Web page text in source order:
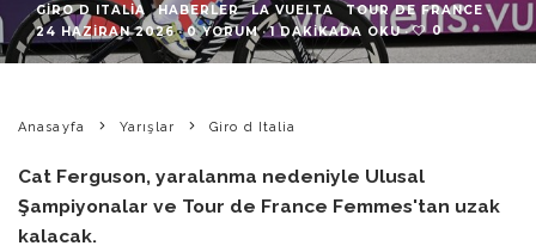
GIRO D ITALIA
HABERLER LA VUELTA TOUR DE FRANCE ·
24 HAZIRAN 2026 · 0 YORUM · 1 DAKIKADA OKU · 0
Anasayfa Yarışlar Giro d Italia
Cat Ferguson, yaralanma nedeniyle Ulusal
Şampiyonalar ve Tour de France Femmes'tan uzak
kalacak.